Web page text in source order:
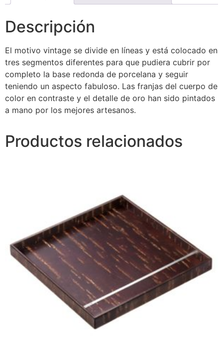
Descripción
El motivo vintage se divide en líneas y está colocado en
tres segmentos diferentes para que pudiera cubrir por
completo la base redonda de porcelana y seguir
teniendo un aspecto fabuloso. Las franjas del cuerpo de
color en contraste y el detalle de oro han sido pintados
a mano por los mejores artesanos.
Productos relacionados